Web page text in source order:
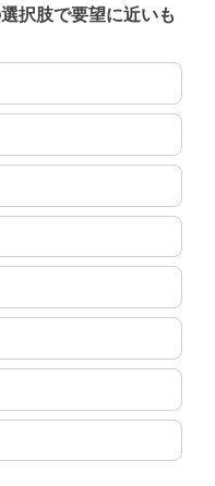
択肢で要望に近いも